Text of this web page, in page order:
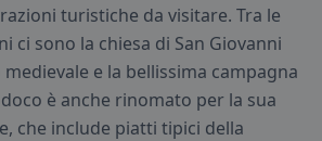
turistiche da visitare. Tra le
ci sono la chiesa di San Giovanni
e la bellissima campagna
è anche rinomato per la sua
che include piatti tipici della